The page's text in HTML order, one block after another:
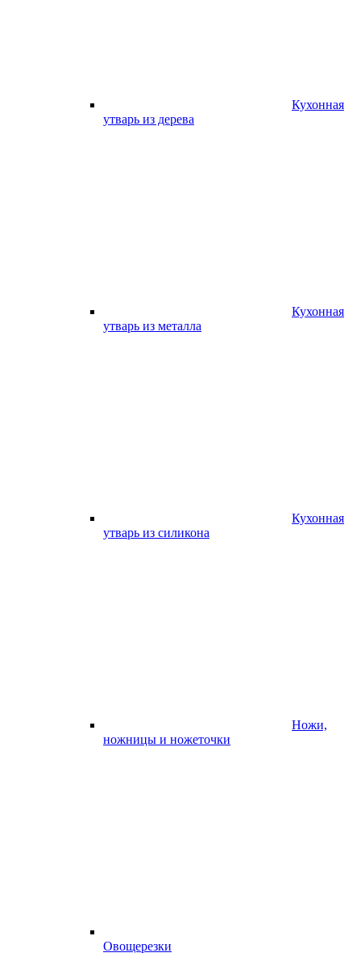
Кухонная
утварь из дерева
Кухонная
утварь из металла
Кухонная
утварь из силикона
Ножи,
ножницы и ножеточки
Овощерезки